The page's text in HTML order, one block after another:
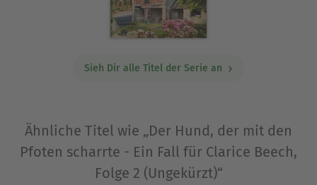
Sieh Dir alle Titel der Serie an
Ähnliche Titel wie „Der Hund, der mit den
Pfoten scharrte - Ein Fall für Clarice Beech,
Folge 2 (Ungekürzt)“